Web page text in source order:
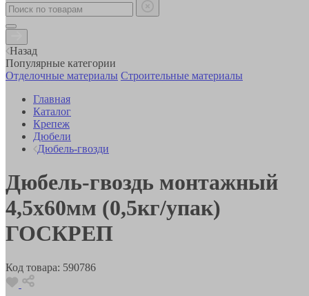
Назад
Популярные категории
Отделочные материалы Строительные материалы
Главная
Каталог
Крепеж
Дюбели
Дюбель-гвозди
Дюбель-гвоздь монтажный
4,5х60мм (0,5кг/упак)
ГОСКРЕП
Код товара: 590786